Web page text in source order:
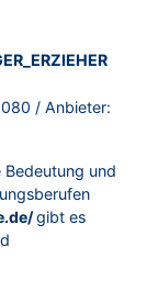
/ Anbieter:
Bedeutung und
gibt es